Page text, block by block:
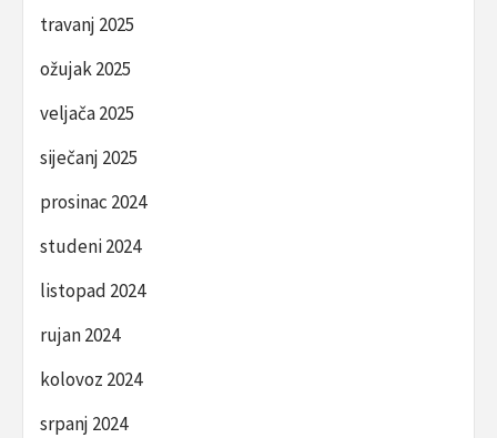
travanj 2025
ožujak 2025
veljača 2025
siječanj 2025
prosinac 2024
studeni 2024
listopad 2024
rujan 2024
kolovoz 2024
srpanj 2024